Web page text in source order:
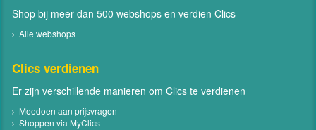
Shop bij meer dan 500 webshops en verdien Clics
Alle webshops
Clics verdienen
Er zijn verschillende manieren om Clics te verdienen
Meedoen aan prijsvragen
Shoppen via MyClics